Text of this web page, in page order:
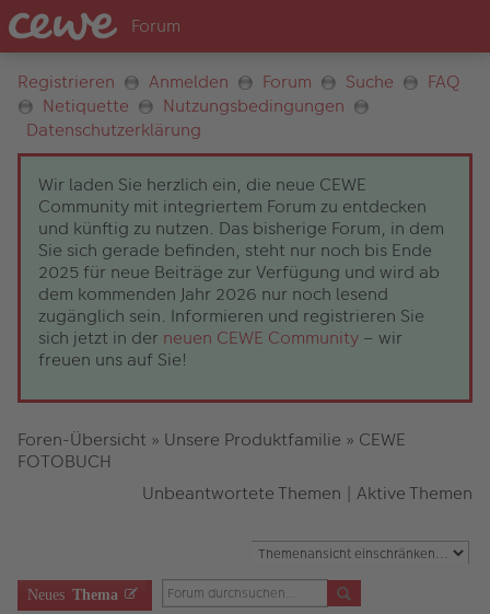
Registrieren Anmelden Forum Suche
FAQ
Netiquette
Nutzungsbedingungen
Datenschutzerklärung
Wir laden Sie herzlich ein, die neue CEWE
Community mit integriertem Forum zu entdecken
und künftig zu nutzen. Das bisherige Forum, in dem
Sie sich gerade befinden, steht nur noch bis Ende
2025 für neue Beiträge zur Verfügung und wird ab
dem kommenden Jahr 2026 nur noch lesend
zugänglich sein. Informieren und registrieren Sie
sich jetzt in der neuen CEWE Community – wir
freuen uns auf Sie!
Foren-Übersicht » Unsere Produktfamilie » CEWE
FOTOBUCH
Unbeantwortete Themen | Aktive Themen
Neues Thema